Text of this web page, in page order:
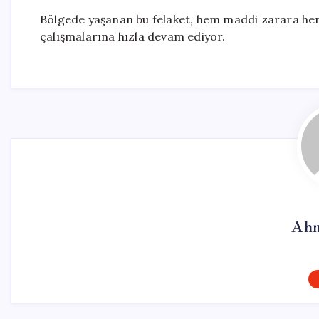
Bölgede yaşanan bu felaket, hem maddi zarara
çalışmalarına hızla devam ediyor.